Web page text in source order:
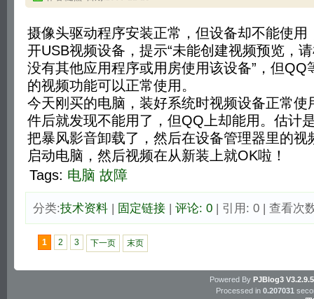
摄像头驱动程序安装正常，但设备却不能使用
开USB视频设备，提示“未能创建视频预览，
没有其他应用程序或用房使用该设备”，但QQ
的视频功能可以正常使用。
今天刚买的电脑，装好系统时视频设备正常使
件后就发现不能用了，但QQ上却能用。估计
把暴风影音卸载了，然后在设备管理器里的视
启动电脑，然后视频在从新装上就OK啦！
Tags: 电脑 故障
分类:技术资料| 固定链接| 评论: 0| 引用: 0 | 查看次
1 2 3 下一页 末页
Powered By PJBlog3
Processed in 0.207031